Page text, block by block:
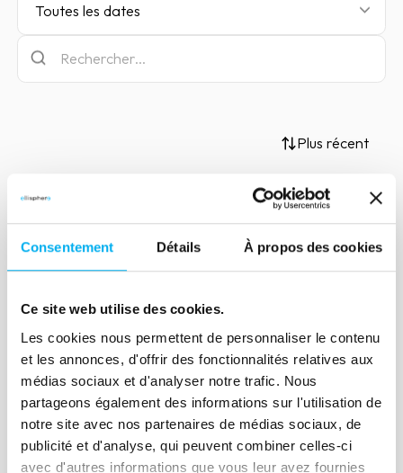
Consentement Détails À propos des cookies
Ce site web utilise des cookies.
Les cookies nous permettent de personnaliser le contenu
et les annonces, d'offrir des fonctionnalités relatives aux
médias sociaux et d'analyser notre trafic. Nous
partageons également des informations sur l'utilisation de
notre site avec nos partenaires de médias sociaux, de
publicité et d'analyse, qui peuvent combiner celles-ci
avec d'autres informations que vous leur avez fournies
Toutes les dates
Plus récent
Article
Les modes de financement à
18 novembre 2020 Risk management
Dans cet article, nous nous concentrons
sur le financement haut de bilan moyen
et long termes, acte fondamental dans
la croissance d’une entreprise.